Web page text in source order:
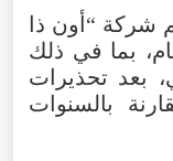
شركة “ أون ذا
، بما في ذلك
، بعد تحذيرات
بالسنوات